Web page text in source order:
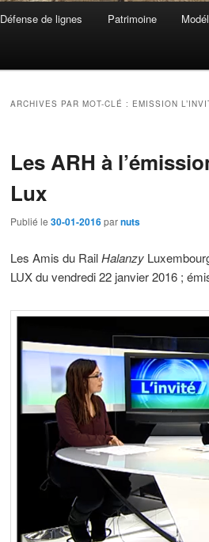
Défense de lignes Patrimoine
ARCHIVES PAR MOT-CLÉ : EMISSION
Les ARH à
Lux
Publié le 30-01-2016parnuts
Les Amis du RailHalanzy
LUX du vendredi 22 janvier 2016 ;